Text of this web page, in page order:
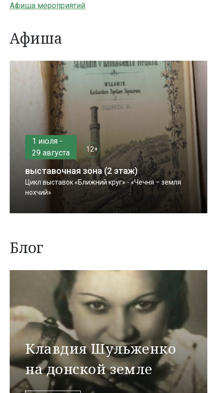
Афиша мероприятий
Афиша
1 июля -
29 августа
12+
выставочная зона (2 этаж)
Цикл выставок «Ближний круг» - «Чечня – земля
нохчий»
Блог
Клавдия Шульженко
на донской земле